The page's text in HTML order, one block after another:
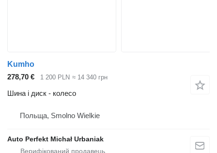
Kumho
278,70 €
1 200 PLN ≈ 14 340 грн
Шина і диск - колесо
Польща, Smolno Wielkie
Auto Perfekt Michał Urbaniak